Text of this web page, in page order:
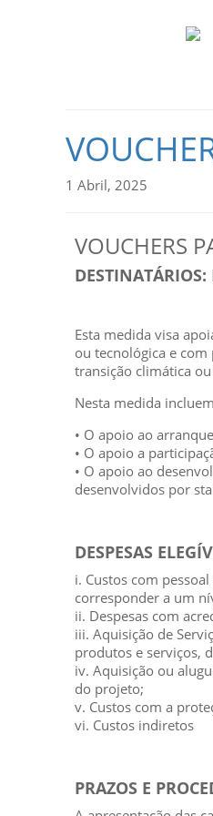
1 Abril, 2025
VOUCHERS
DESTINATÁRIOS:
Esta medida visa
ou tecnológica e
transição climática
Nesta medida
• O apoio ao
• O apoio a
• O apoio ao
desenvolvidos por
DESPESAS
i. Custos com
corresponder a um
ii. Despesas com
iii. Aquisição de
produtos e serviços,
iv. Aquisição ou
do projeto;
v. Custos com a
vi. Custos indiretos
PRAZOS E